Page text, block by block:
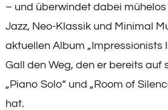
– und überwindet dabei
Jazz, Neo-Klassik und Minimal
aktuellen Album „Impressionists
Gall den Weg, den er bereits auf
„Piano Solo“ und „Room of
hat.